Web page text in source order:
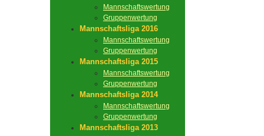
Mannschaftswertung
Gruppenwertung
Mannschaftsliga 2016
Mannschaftswertung
Gruppenwertung
Mannschaftsliga 2015
Mannschaftswertung
Gruppenwertung
Mannschaftsliga 2014
Mannschaftswertung
Gruppenwertung
Mannschaftsliga 2013